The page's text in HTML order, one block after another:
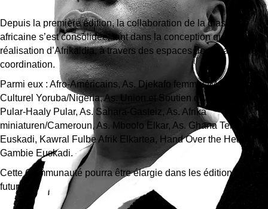
Depuis la première édition, la collaboration de la diaspora
africaine s’est consolidée, tant dans la conception que dans la
réalisation d’Afrikaldia, à travers des espaces de travail et de
coordination.
Parmi eux : Afro-Américains, As. Djekafo femmes/Mali, As.
Culturel Yoruba/Nigeria, As. Union et Soutien de l’orateur
Pular-Haaly Pular, As. Sahara-Gasteiz, As. Afrika
miniaturen/Cameroun, As. Mboolo Elkar, As. Ghana Telimele-
Euskadi, Kawral Fulbe Afrik Elkartea, Hand Over the Heart,
Gambie Euskadi.
Cette Communauté pourra être élargie dans les éditions
futures.